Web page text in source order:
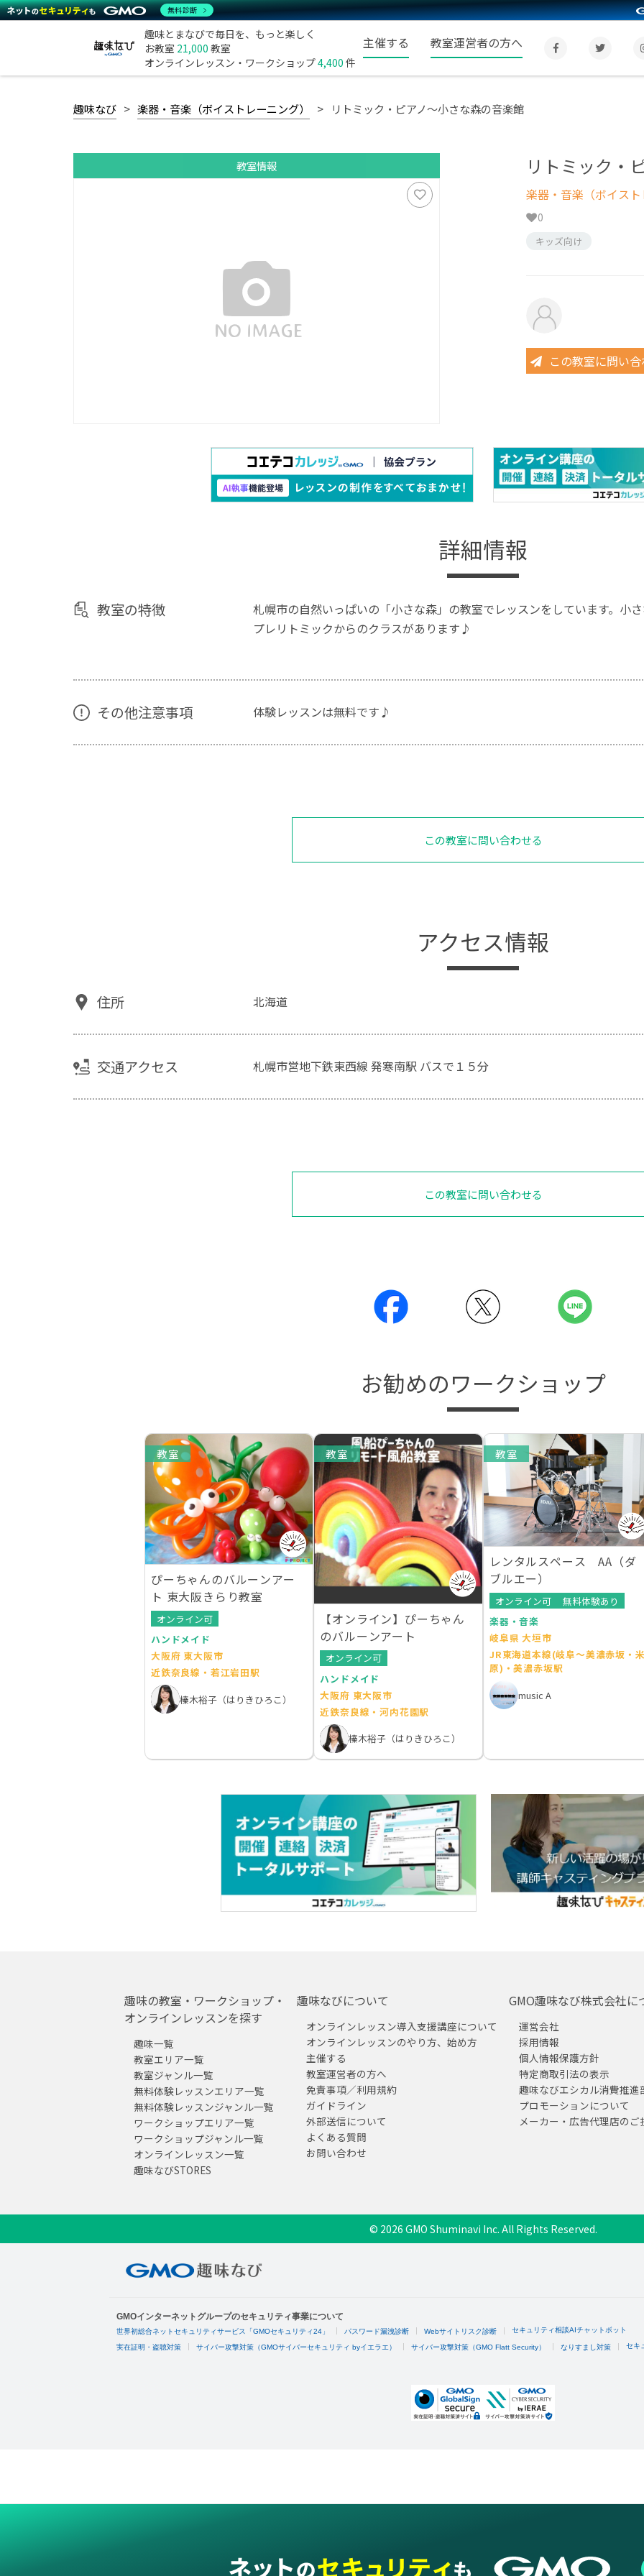
趣味とまなびで毎日を、もっと楽しく
お教室 21,000 教室
オンラインレッスン・ワークショップ4,400 件
主催する 教室運営者の方へ
趣味なび 楽器・音楽（ボイストレーニング） リトミック・ピアノ～小さな森の音楽館
教室情報 リトミック・
楽器・音楽（ボイス
0
キッズ向け
この教室に問い
詳細情報
教室の特徴
札幌市の自然いっぱいの「小さな森」の教室でレッスンをしています。小
プレリトミックからのクラスがあります♪
その他注意事項 体験レッスンは無料です♪
この教室に問い合わせる
アクセス情報
住所 北海道
交通アクセス 札幌市営地下鉄東西線 発寒南駅 バスで１５分
この教室に問い合わせる
お勧めのワークショップ
教室
ぴーちゃんのバルーンアー
ト 東大阪きらり教室
オンライン可
ハンドメイド
大阪府 東大阪市
近鉄奈良線・若江岩田駅
榛木裕子（はりきひろこ）
教室
【オンライン】ぴーちゃん
のバルーンアート
オンライン可
ハンドメイド
大阪府 東大阪市
近鉄奈良線・河内花園駅
榛木裕子（はりきひろこ）
教室
レンタルスペース AA（ダ
ブルエー）
オンライン可
無料体験あり
楽器・音楽
岐阜県 大垣市
JR東海道本線(岐阜～美濃赤坂・
原)・美濃赤坂駅
music A
趣味の教室・ワークショップ・
オンラインレッスンを探す
趣味一覧
教室エリア一覧
教室ジャンル一覧
無料体験レッスンエリア一覧
無料体験レッスンジャンル一覧
ワークショップエリア一覧
ワークショップジャンル一覧
オンラインレッスン一覧
趣味なびSTORES
趣味なびについて
オンラインレッスン導入支援講座について
オンラインレッスンのやり方、始め方
主催する
教室運営者の方へ
免責事項／利用規約
ガイドライン
外部送信について
よくある質問
お問い合わせ
GMO趣味なび株式会社に
運営会社
採用情報
個人情報保護方針
特定商取引法の表示
趣味なびエシカル消費推進
プロモーションについて
メーカー・広告代理店のご
© 2026 GMO Shuminavi Inc. All Rights Reserved.
無料診断